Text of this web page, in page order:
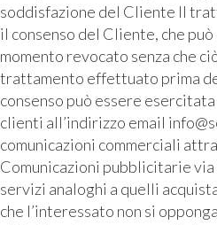
soddisfazione del Cliente Il
il consenso del Cliente, che
momento revocato senza che
trattamento effettuato prima
consenso può essere
clienti all’indirizzo email
comunicazioni commerciali
Comunicazioni pubblicitarie
servizi analoghi a quelli
che l’interessato non si